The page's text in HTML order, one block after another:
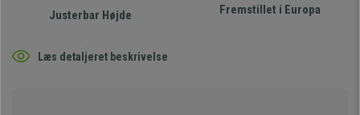
Justerbar Højde Fremstillet i Europa
Læs detaljeret beskrivelse